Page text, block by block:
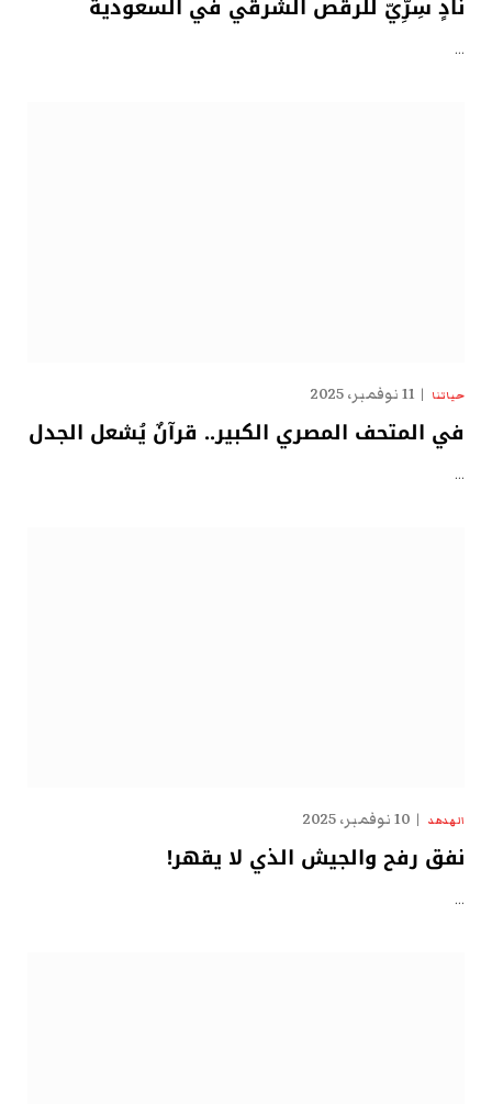
نادٍ سِرِّيّ للرقص الشرقي في السعودية
…
حياتنا 11 نوفمبر، 2025
في المتحف المصري الكبير.. قرآنٌ يُشعل الجدل
…
الهدهد 10 نوفمبر، 2025
نفق رفح والجيش الذي لا يقهر!
…